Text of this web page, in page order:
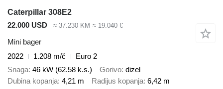
Caterpillar 308E2
22.000 USD
≈ 37.230 KM ≈ 19.040 €
Mini bager
2022
1.208 m/č
Euro 2
Snaga 46 kW (62.58 k.s.) Gorivo dizel
Dubina kopanja 4,21 m Radijus kopanja 6,42 m